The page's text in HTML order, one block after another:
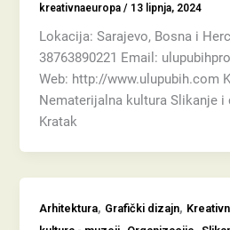
kreativnaeuropa/ 13 lipnja, 2024
Lokacija: Sarajevo, Bosna i
38763890221 Email:
Web: http://www.ulupubih.com
Nematerijalna kultura Slikanje
Kratak
Arhitektura, Grafički dizajn,